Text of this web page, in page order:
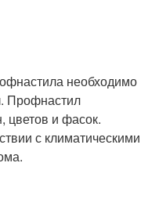
необходимо
Профнастил
цветов и фасок.
с климатическими